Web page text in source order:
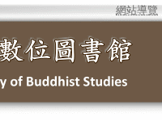
網站導覽